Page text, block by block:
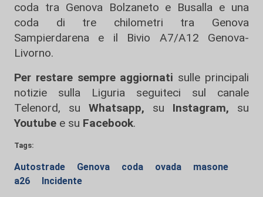
coda tra Genova Bolzaneto e Busalla e una
coda di tre chilometri tra Genova
Sampierdarena e il Bivio A7/A12 Genova-
Livorno.
Per restare sempre aggiornati sulle principali
notizie sulla Liguria seguiteci sul canale
Telenord, su
Whatsapp, su Instagram, su
Youtube e su Facebook.
Tags:
Autostrade Genova coda ovada
masone
a26
Incidente